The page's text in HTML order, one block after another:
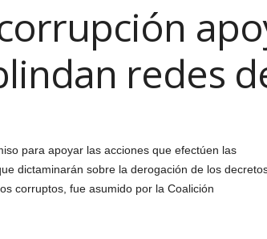
redes
para apoyar las acciones que efectúen las
dictaminarán sobre la derogación de los
corruptos, fue asumido por la Coalición